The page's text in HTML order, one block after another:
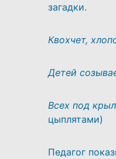
загадки.
Квохчет,
Детей
Всех под
цыплятами)
Педагог